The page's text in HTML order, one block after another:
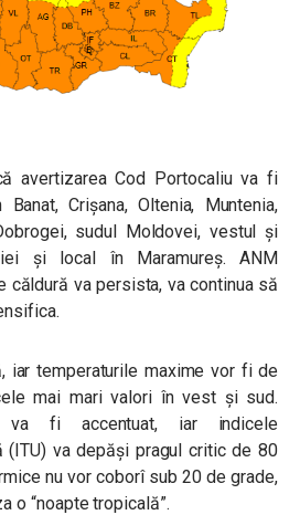
avertizarea Cod Portocaliu va fi
Crișana, Oltenia, Muntenia,
sudul Moldovei, vestul și
și local în Maramureș. ANM
căldură va persista, va continua să
iar temperaturile maxime vor fi de
mai mari valori în vest și sud.
va fi accentuat, iar indicele
(ITU) va depăși pragul critic de 80
nu vor coborî sub 20 de grade,
o “noapte tropicală”.